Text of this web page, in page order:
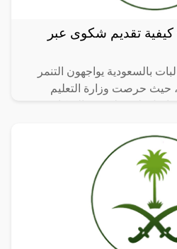
كيفية تقديم شكوى عبر
بالسعودية يواجهون التنمر
حيث حرصت وزارة التعليم